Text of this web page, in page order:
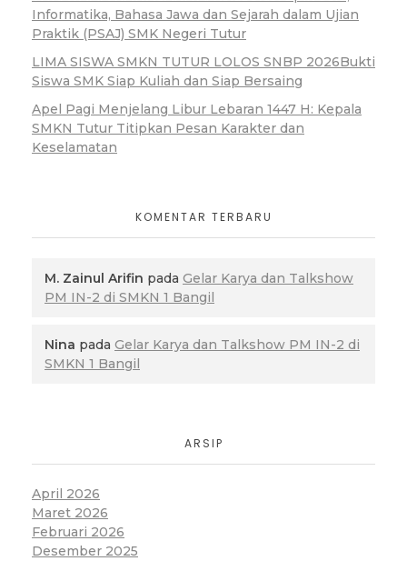
Informatika, Bahasa Jawa dan Sejarah dalam Ujian
Praktik (PSAJ) SMK Negeri Tutur
LIMA SISWA SMKN TUTUR LOLOS SNBP 2026Bukti
Siswa SMK Siap Kuliah dan Siap Bersaing
Apel Pagi Menjelang Libur Lebaran 1447 H: Kepala
SMKN Tutur Titipkan Pesan Karakter dan
Keselamatan
KOMENTAR TERBARU
M. Zainul Arifin pada Gelar Karya dan Talkshow
PM IN-2 di SMKN 1 Bangil
Nina pada Gelar Karya dan Talkshow PM IN-2 di
SMKN 1 Bangil
ARSIP
April 2026
Maret 2026
Februari 2026
Desember 2025